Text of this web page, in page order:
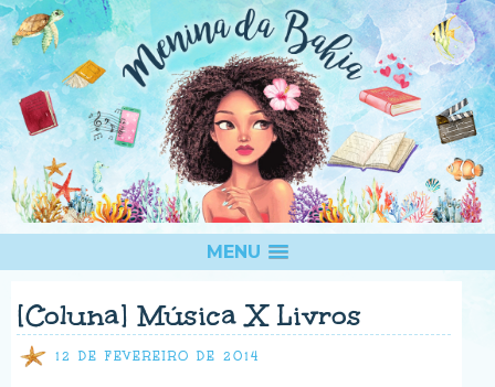
MENU
[Coluna] Música X Livros
12 DE FEVEREIRO DE 2014